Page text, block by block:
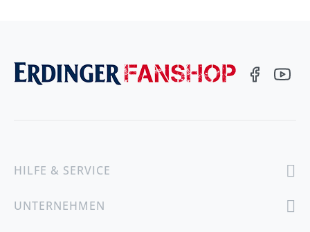
HILFE & SERVICE
UNTERNEHMEN